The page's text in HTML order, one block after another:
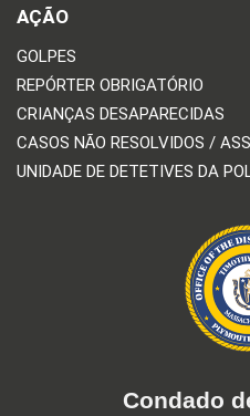
AÇÃO
GOLPES
REPÓRTER OBRIGATÓRIO
CRIANÇAS DESAPARECIDAS
CASOS NÃO RESOLVIDOS /
UNIDADE DE DETETIVES DA
Condado